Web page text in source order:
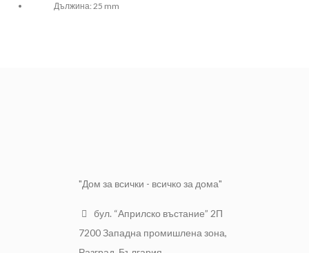
Дължина: 25 mm
"Дом за всички - всичко за дома"
бул. “Априлско въстание” 2П
7200 Западна промишлена зона,